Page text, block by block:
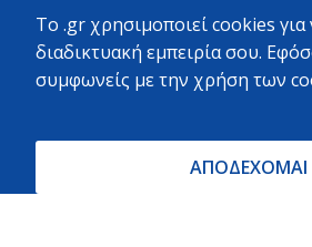
Stelina Portesi · Local Guide ·
97 reviews · 3 photos
Πολύ καλή εξυπηρέτηση και
ΝΙΚΟΣ ΖΟΥΧΟΣΤΑΘΗΣ · Local Guide ·
To .gr χρησιμοποιεί cookies για
διαδικτυακή εμπειρία σου.
συμφωνείς με την χρήση των
ΑΠΟΔΕΧΟΜΑΙ